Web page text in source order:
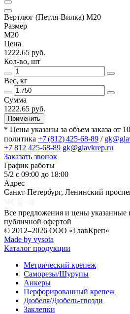
Вертлюг (Петля-Вилка) M20
Размер
М20
Цена
1222.65 руб.
Кол-во, шт
Вес, кг
Сумма
1222.65 руб.
Применить
* Цены указаны за объем заказа от
политика +7 (812) 425-68-89 /
+7 812 425-68-89 gk@glavkrep.ru
Заказать звонок
График работы
5/2 с 09:00 до 18:00
Адрес
Санкт-Петербург, Ленинский
Все предложения и цены указанные
публичной офертой
© 2012–2026 ООО «ГлавКреп»
Made by vysota
Каталог продукции
Метрический крепеж
Саморезы/Шурупы
Анкеры
Перфорированный крепеж
Дюбеля/Дюбель-гвозди
Заклепки